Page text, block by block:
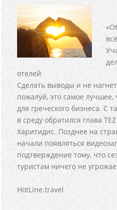
отелей
Сделать выводы и не
пожалуй, это самое
для греческого бизнеса. С
в среду обратился глава
Харитидис. Позднее на
начали появляться
подтверждение тому, что
туристам ничего не
HotLine.travel